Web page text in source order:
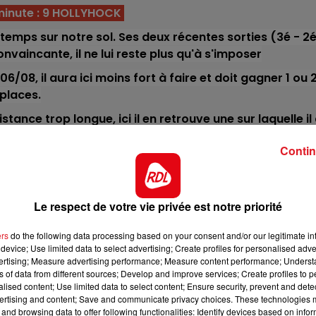
7h00 - 10h00
RDL WEEK-END
: 9 HOLLYHOCK
sur notre sol. Ses deux récentes sorties (3é -
il ne lui reste plus qu'à s'imposer
08, il aura ici moins fort à faire et doit gagner 1 ou 2
places.
trop longue, ici il en retrouve une sur laquelle il
fait preuve d'une grande regularité depuis ses
le voir dans les 4 premiers.
avec sa 21éme participation. Bien placé
de participer à l'arrivée.
le droit d'être plus tranchant. Sur sa lancée, il peut
un accessit.
mais il lui faudra bien négocier son numéro dans
la combinaison.
10h00 - 12h00
RDL Weekend
Le respect de votre vie privée est notre priorité
do the following data processing based on your consent and/or our legitimate
Use limited data to select advertising; Create profiles for personalised
Measure advertising performance; Measure content performance;
of data from different sources; Develop and improve services; Create profiles to
content; Use limited data to select content; Ensure security, prevent and
and content; Save and communicate privacy choices. These technologies
browsing data to offer following functionalities: Identify devices based on